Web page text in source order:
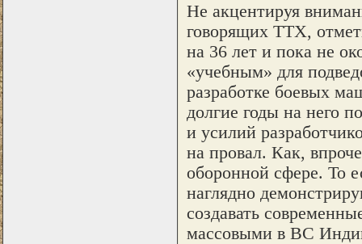
Не акцентируя
говорящих ТТХ,
на 36 лет и пока не
«учебным» для
разработке боевых
долгие годы на него
и усилий
на провал. Как,
оборонной сфере. То
наглядно
создавать
массовыми в ВС